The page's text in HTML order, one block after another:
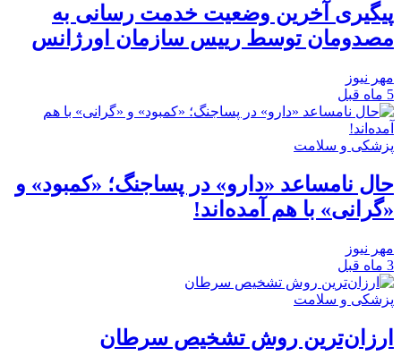
پیگیری آخرین وضعیت خدمت رسانی به
مصدومان توسط رییس سازمان اورژانس
مهر نیوز
5 ماه قبل
پزشکی و سلامت
حال نامساعد «دارو» در پساجنگ؛ «کمبود» و
«گرانی» با هم آمده‌اند!
مهر نیوز
3 ماه قبل
پزشکی و سلامت
ارزان‌ترین روش تشخیص سرطان